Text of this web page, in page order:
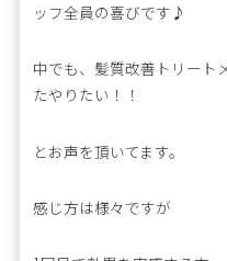
ッフ全員の喜びです♪
中でも、髪質改善トリート
たやりたい！！
とお声を頂いてます。
感じ方は様々ですが